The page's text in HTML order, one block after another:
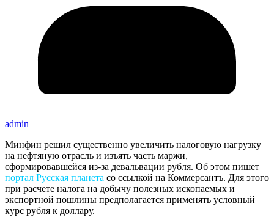
admin
Минфин решил существенно увеличить налоговую нагрузку
на нефтяную отрасль и изъять часть маржи,
сформировавшейся из-за девальвации рубля. Об этом пишет
портал Русская планета со ссылкой на Коммерсантъ. Для этого
при расчете налога на добычу полезных ископаемых и
экспортной пошлины предполагается применять условный
курс рубля к доллару.